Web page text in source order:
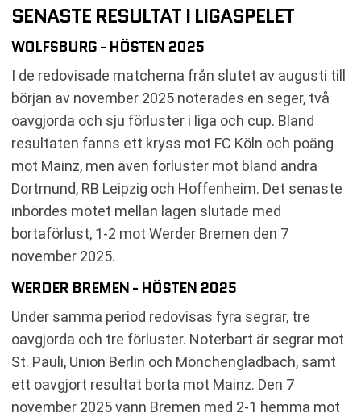
SENASTE RESULTAT I LIGASPELET
WOLFSBURG - HÖSTEN 2025
I de redovisade matcherna från slutet av augusti till
början av november 2025 noterades en seger, två
oavgjorda och sju förluster i liga och cup. Bland
resultaten fanns ett kryss mot FC Köln och poäng
mot Mainz, men även förluster mot bland andra
Dortmund, RB Leipzig och Hoffenheim. Det senaste
inbördes mötet mellan lagen slutade med
bortaförlust, 1-2 mot Werder Bremen den 7
november 2025.
WERDER BREMEN - HÖSTEN 2025
Under samma period redovisas fyra segrar, tre
oavgjorda och tre förluster. Noterbart är segrar mot
St. Pauli, Union Berlin och Mönchengladbach, samt
ett oavgjort resultat borta mot Mainz. Den 7
november 2025 vann Bremen med 2-1 hemma mot